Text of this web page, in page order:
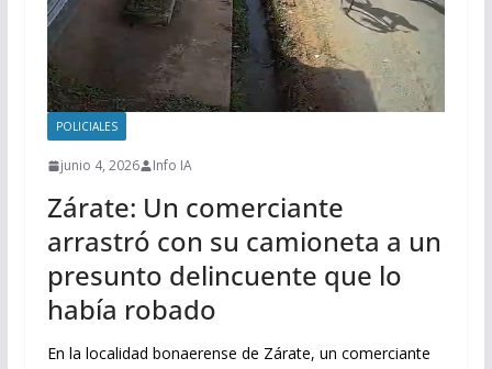
POLICIALES
junio 4, 2026 Info IA
Zárate: Un comerciante
arrastró con su camioneta a un
presunto delincuente que lo
había robado
En la localidad bonaerense de Zárate, un comerciante